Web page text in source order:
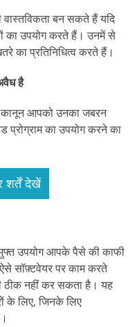
बन सकते हैं यदि
का उपयोग करते हैं। उनमें से
का प्रतिनिधित्व करते हैं।
है
कानून आपको उनका जबरन
प्रोग्राम का उपयोग करने का
शर्तें देखें
उपयोग आपके पैसे की काफी
सॉफ़्टवेयर पर काम करते
ठीक नहीं कर सकता है। यह
के लिए, जिनके लिए